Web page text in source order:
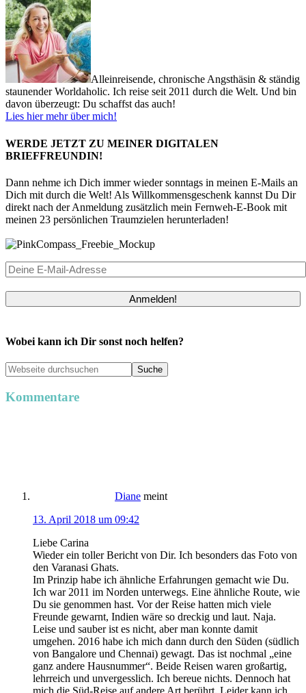
Alleinreisende, chronische Angsthäsin & ständig
staunender Worldaholic. Ich reise seit 2011 durch die Welt. Und bin
davon überzeugt: Du schaffst das auch!
Lies hier mehr über mich!
WERDE JETZT ZU MEINER DIGITALEN
BRIEFFREUNDIN!
Dann nehme ich Dich immer wieder sonntags in meinen E-Mails an
Dich mit durch die Welt! Als Willkommensgeschenk kannst Du Dir
direkt nach der Anmeldung zusätzlich mein Fernweh-E-Book mit
meinen 23 persönlichen Traumzielen herunterladen!
Anmelden!
Wobei kann ich Dir sonst noch helfen?
Kommentare
Diane meint
13. April 2018 um 09:42
Liebe Carina
Wieder ein toller Bericht von Dir. Ich besonders das Foto von
den Varanasi Ghats.
Im Prinzip habe ich ähnliche Erfahrungen gemacht wie Du.
Ich war 2011 im Norden unterwegs. Eine ähnliche Route, wie
Du sie genommen hast. Vor der Reise hatten mich viele
Freunde gewarnt, Indien wäre so dreckig und laut. Naja.
Leise und sauber ist es nicht, aber man konnte damit
umgehen. 2016 habe ich mich dann durch den Süden (südlich
von Bangalore und Chennai) gewagt. Das ist nochmal „eine
ganz andere Hausnummer“. Beide Reisen waren großartig,
lehrreich und unvergesslich. Ich bereue nichts. Dennoch hat
mich die Süd-Reise auf andere Art berührt. Leider kann ich